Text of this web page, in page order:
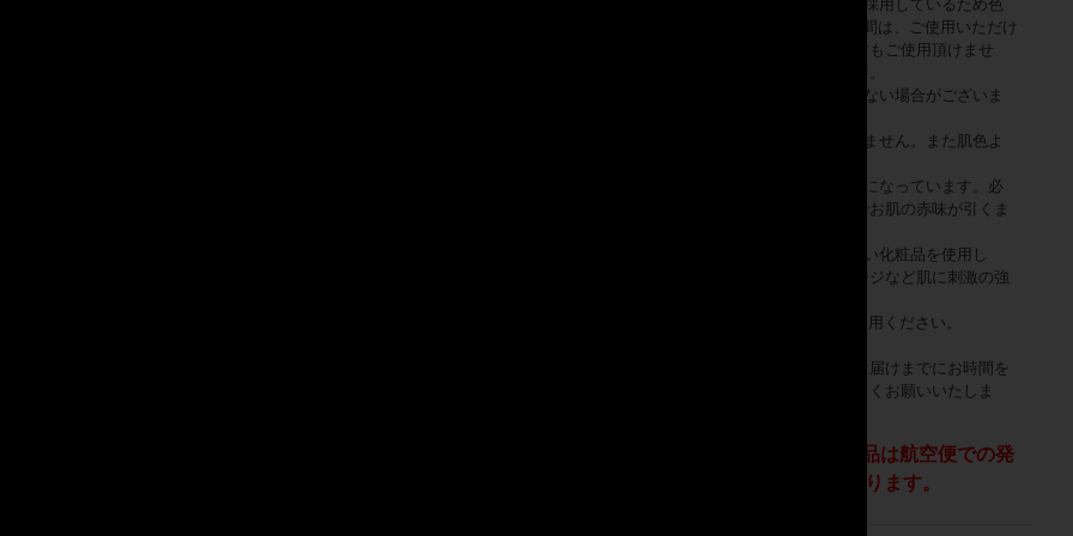
■プロ向け美容機器のクオリティをそのまま採用しているため色
素に対し反応がよいので、日焼け前後1か月間は、ご使用いただけ
ません。また、極端にメラニン色素が濃い方もご使用頂けませ
ん。軽い日焼けであればご使用いただけます。
■シミやホクロが多い場合はご使用いただけない場合がございま
■白色・薄い金色・灰色の毛には適用いたしません。また肌色よ
■トリートメント後の肌はデリケートな状態になっています。必
ず冷タオルか保冷剤（冷凍ではないもの）でお肌の赤味が引くま
■トリートメント後は、なるべく刺激の少ない化粧品を使用し
て、保湿ケアを心掛けてください。マッサージなど肌に刺激の強
■外出時はSPF30++以上の日焼け止めをご使用ください。
美容機器の為、離島・県外のサロン様へのお届けまでにお時間を
頂く場合がございます。ご了承のほどよろしくお願いいたしま
2026年1月よりリチウム電池内蔵商品は航空便での発
送が禁止になり、船便での発送となります。